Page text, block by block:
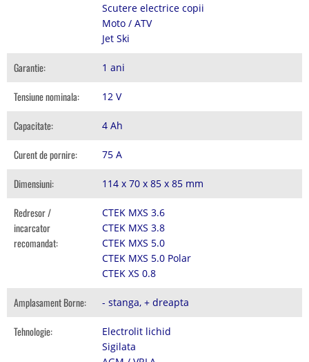
Scutere electrice copii
Moto / ATV
Jet Ski
Garantie: 1 ani
Tensiune nominala: 12 V
Capacitate: 4 Ah
Curent de pornire: 75 A
Dimensiuni: 114 x 70 x 85 x 85 mm
Redresor /
incarcator
recomandat:
CTEK MXS 3.6
CTEK MXS 3.8
CTEK MXS 5.0
CTEK MXS 5.0 Polar
CTEK XS 0.8
Amplasament Borne: - stanga, + dreapta
Tehnologie:
Electrolit lichid
Sigilata